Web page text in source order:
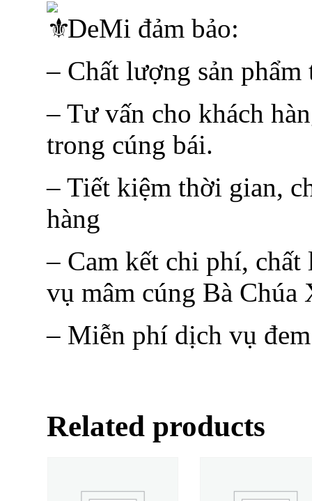
DeMi đảm bảo:
– Chất lượng sản
– Tư vấn cho khách
trong cúng bái.
– Tiết kiệm thời gian,
hàng
– Cam kết chi phí,
vụ mâm cúng Bà Chúa
– Miễn phí dịch vụ
Related products